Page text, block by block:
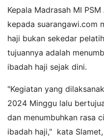
Kepala Madrasah MI
kepada suarangawi.com
haji bukan sekedar
tujuannya adalah
ibadah haji sejak dini.
"Kegiatan yang
2024 Minggu lalu
dan menumbuhkan rasa
ibadah haji," kata